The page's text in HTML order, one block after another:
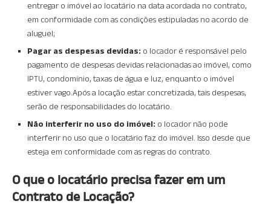
entregar o imóvel ao locatário na data acordada no contrato,
em conformidade com as condições estipuladas no acordo de
aluguel;
Pagar as despesas devidas: o locador é responsável pelo
pagamento de despesas devidas relacionadas ao imóvel, como
IPTU, condomínio, taxas de água e luz, enquanto o imóvel
estiver vago.Após a locação estar concretizada, tais despesas,
serão de responsabilidades do locatário.
Não interferir no uso do imóvel: o locador não pode
interferir no uso que o locatário faz do imóvel. Isso desde que
esteja em conformidade com as regras do contrato.
O que o locatário precisa fazer em um
Contrato de Locação?